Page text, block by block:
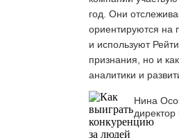
год. Они
ориентируются на
и используют
признания, но и
аналитики и
Нина